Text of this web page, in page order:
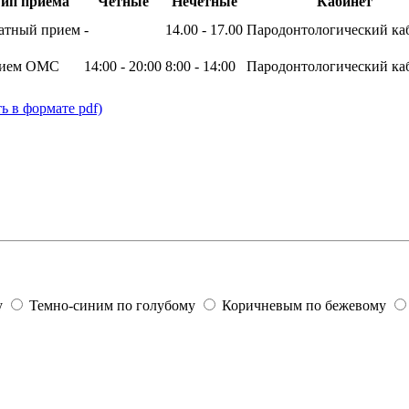
прием - 14.00 - 17.00 Пародонтологический
ОМС 14:00 - 20:00 8:00 - 14:00 Пародонтологический
в формате pdf)
Темно-синим по голубому Коричневым по бежевому